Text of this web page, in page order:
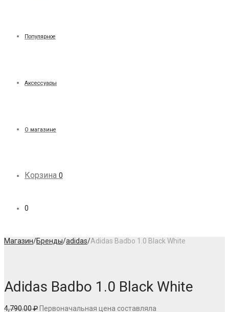
Популярное
Аксессуары
О магазине
Корзина 0
0
Магазин/Бренды/adidas/Adidas Badbo 1.0 Black White
Adidas Badbo 1.0 Black White
4,790.00₽ Первоначальная цена составляла